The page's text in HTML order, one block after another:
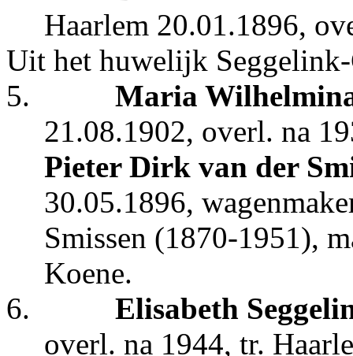
Haarlem 20.01.1896,
Uit het huwelijk
5.
Maria
21.08.1902, overl. na
Pieter Dirk van der
30.05.1896,
Smissen (1870-1951),
Koene.
6.
Elisabeth
overl. na 1944, tr.